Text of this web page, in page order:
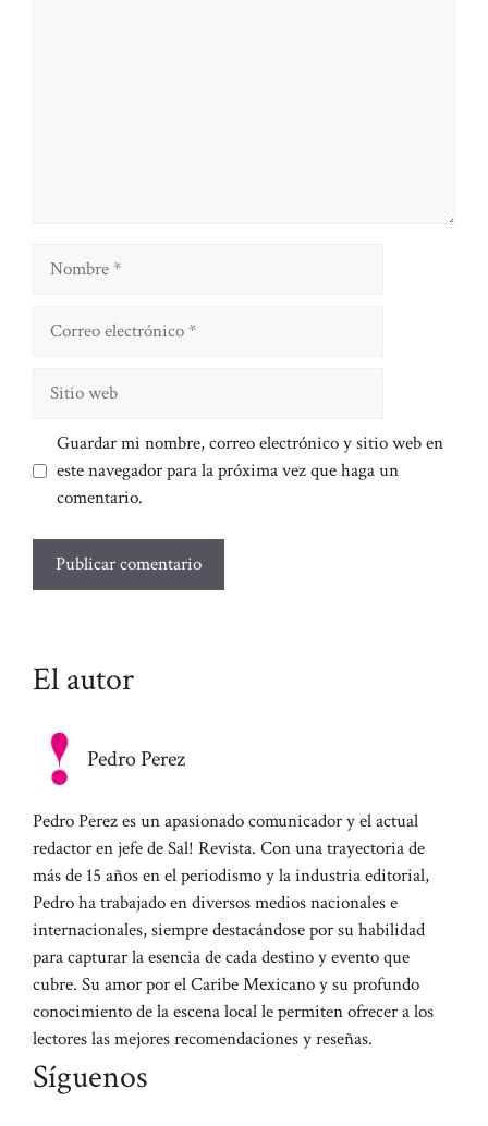
Nombre
Guardar mi nombre, correo electrónico y sitio web en
este navegador para la próxima vez que haga un
comentario.
El autor
Pedro Perez
Pedro Perez es un apasionado comunicador y el actual
redactor en jefe de Sal! Revista. Con una trayectoria de
más de 15 años en el periodismo y la industria editorial,
Pedro ha trabajado en diversos medios nacionales e
internacionales, siempre destacándose por su habilidad
para capturar la esencia de cada destino y evento que
cubre. Su amor por el Caribe Mexicano y su profundo
conocimiento de la escena local le permiten ofrecer a los
lectores las mejores recomendaciones y reseñas.
Síguenos